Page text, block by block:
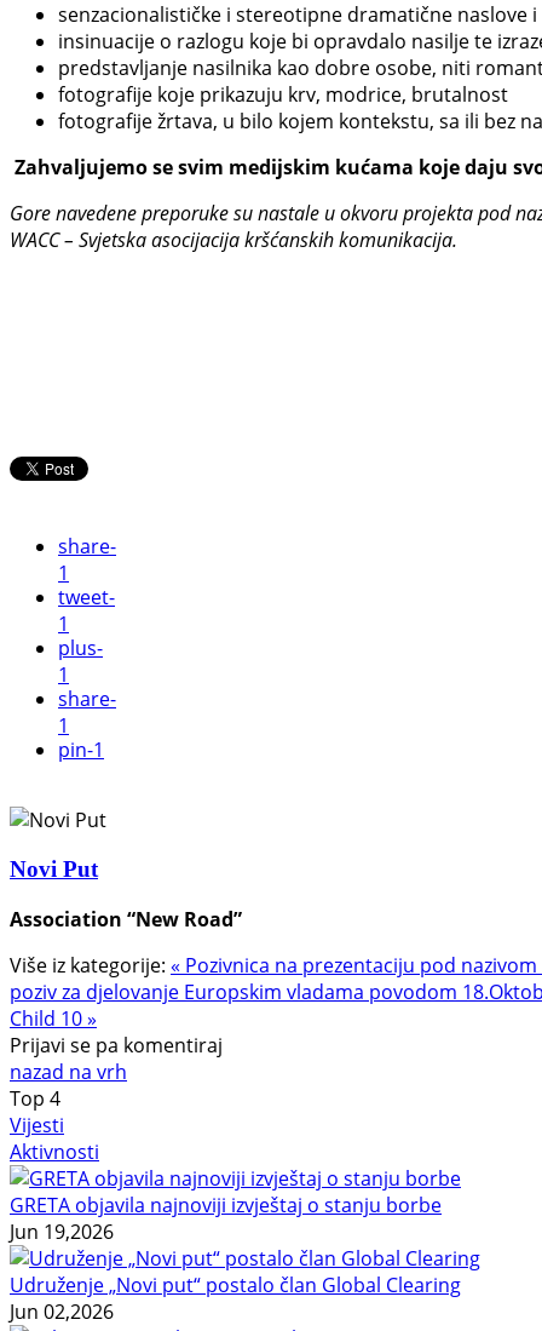
senzacionalističke i stereotipne dramatične naslove
insinuacije o razlogu koje bi opravdalo nasilje te
predstavljanje nasilnika kao dobre osobe, niti
fotografije koje prikazuju krv, modrice, brutalnost
fotografije žrtava, u bilo kojem kontekstu, sa ili bez
Zahvaljujemo se svim medijskim kućama koje daju
Gore navedene preporuke su nastale u okvoru projekta pod
WACC – Svjetska asocijacija kršćanskih komunikacija.
share-
1
tweet-
1
plus-
1
share-
1
pin-1
Novi Put
Association “New Road”
Više iz kategorije: « Pozivnica na prezentaciju pod
poziv za djelovanje Europskim vladama povodom
Child 10 »
Prijavi se pa komentiraj
nazad na vrh
Top 4
Vijesti
Aktivnosti
GRETA objavila najnoviji izvještaj o stanju borbe
Jun 19,2026
Udruženje „Novi put“ postalo član Global Clearing
Jun 02,2026